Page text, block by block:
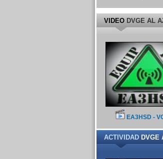
VIDEODVGE AL
EA3HSD -
ACTIVIDADDVGE